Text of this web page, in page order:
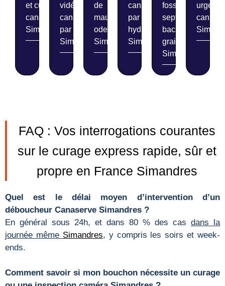
et curage de
canalisations
Simandres
vidéo de
canalisations
par caméra
Simandres
de
mauvaises
odeurs
Simandres
canalisations
par
hydrocurage
Simandres
fosses
septiques et
bacs à
graisse
Simandres
urgent
FAQ : Vos interrogations courantes
sur le curage express rapide, sûr et
propre en France Simandres
Quel est le délai moyen d’intervention d’un
déboucheur Canaserve Simandres ?
En général sous 24h, et dans 80 % des cas dans la
journée même Simandres, y compris les soirs et week-
ends.
Comment savoir si mon bouchon nécessite un curage